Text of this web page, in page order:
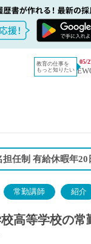
教育の仕事を
もっと知りたい
05/
採用情報
常勤講師 2027年４月開
任制 有給休暇年20
常勤講師 紹介
高等学校の常